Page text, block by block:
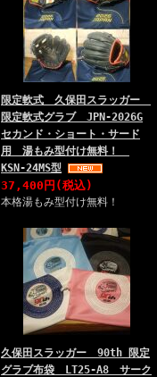
限定軟式 久保田スラッガー
限定軟式グラブ JPN-2026G
セカンド・ショート・サード
用 湯もみ型付け無料！
KSN-24MS型
37,400円(税込)
本格湯もみ型付け無料！
久保田スラッガー 90th 限定
グラブ布袋 LT25-A8 サーク